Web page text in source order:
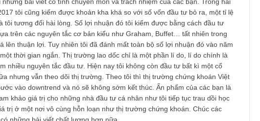
Ấn phẩm đầu tư giá trị kỳ 78 – Ấn phẩm
Việt Nam, sắp phát hành! Cách đặt mua ấn
giá trị The Golden Newsletter...
READ MORE